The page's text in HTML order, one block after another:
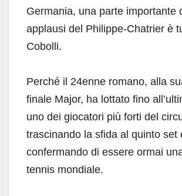
Germania, una parte importante
applausi del Philippe-Chatrier è
Cobolli.
Perché il 24enne romano, alla
finale Major, ha lottato fino
uno dei giocatori più forti del
trascinando la sfida al quinto set
confermando di essere ormai
tennis mondiale.